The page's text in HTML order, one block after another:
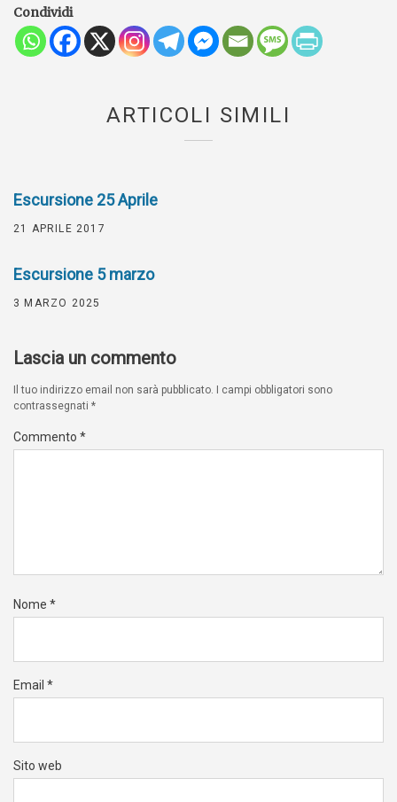
Condividi
ARTICOLI SIMILI
Escursione 25 Aprile
21 APRILE 2017
Escursione 5 marzo
3 MARZO 2025
Lascia un commento
Il tuo indirizzo email non sarà pubblicato. I campi obbligatori sono
contrassegnati *
Commento *
Nome *
Email *
Sito web